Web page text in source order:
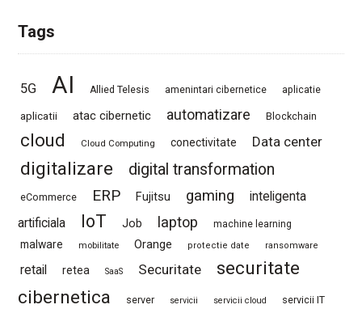
Tags
5G AI Allied Telesis amenintari cibernetice aplicatie
aplicatii atac cibernetic automatizare Blockchain
cloud Cloud Computing conectivitate Data center
digitalizare digital transformation
eCommerce ERP Fujitsu gaming
inteligenta
artificiala
IoT Job laptop machine learning
malware mobilitate Orange protectie date ransomware
retail retea SaaS Securitate
securitate
cibernetica
server servicii servicii cloud servicii IT